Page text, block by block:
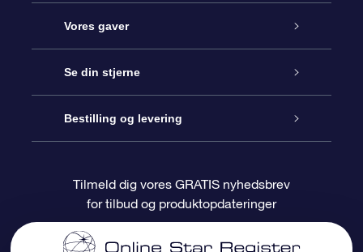
Kundeservice
Kontakt os
Bloggen
Anmeldelser
Vores gaver
Online Stjernegave
OSR Gavepakke
OSR Gavekortet
Se din stjerne
Star Register
Personliggjort Stjerneside
Bestilling og levering
Betalingsinformation
Tilmeld dig vores GRATIS nyhedsbrev
for tilbud og produktopdateringer